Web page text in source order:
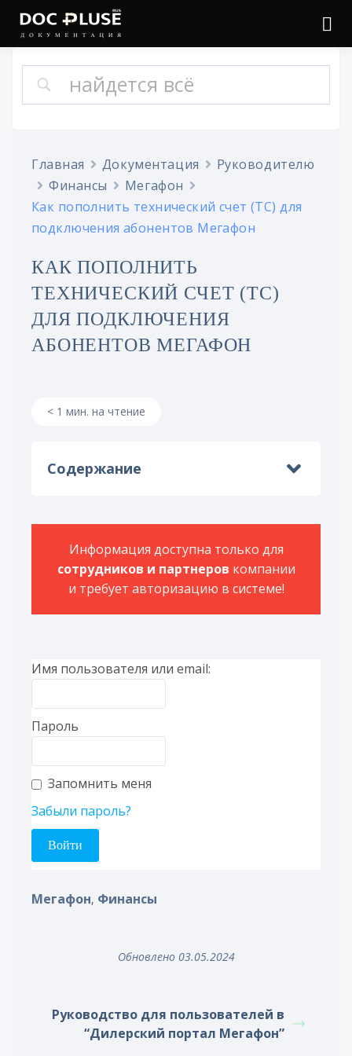
Doc Pluse
Главная Документация
Руководителю
Финансы
Мегафон
Как пополнить технический счет (ТС) для
подключения абонентов Мегафон
КАК ПОПОЛНИТЬ
ТЕХНИЧЕСКИЙ СЧЕТ (ТС)
ДЛЯ ПОДКЛЮЧЕНИЯ
АБОНЕНТОВ МЕГАФОН
< 1 мин. на чтение
Содержание
Информация доступна только для
сотрудников и партнеров компании
и требует авторизацию в системе!
Имя пользователя или email:
Пароль
Запомнить меня
Забыли пароль?
Мегафон, Финансы
Обновлено 03.05.2024
Руководство для пользователей в
“Дилерский портал Мегафон”